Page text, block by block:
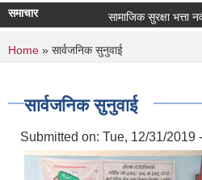
समाचार सामाजिक सुरक्षा भत्ता
You are here
Home » सार्वजनिक सुनुवाई
सार्वजनिक सुनुवाई
Submitted on: Tue, 12/31/2019